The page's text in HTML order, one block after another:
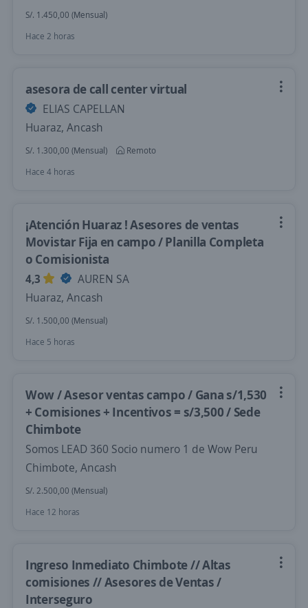
S/. 1.450,00 (Mensual)
Hace 2 horas
asesora de call center virtual
ELIAS CAPELLAN
Huaraz, Ancash
S/. 1.300,00 (Mensual)
Remoto
Hace 4 horas
¡Atención Huaraz ! Asesores de ventas
Movistar Fija en campo / Planilla Completa
o Comisionista
4,3
AUREN SA
Huaraz, Ancash
S/. 1.500,00 (Mensual)
Hace 5 horas
Wow / Asesor ventas campo / Gana s/1,530
+ Comisiones + Incentivos = s/3,500 / Sede
Chimbote
Somos LEAD 360 Socio numero 1 de Wow Peru
Chimbote, Ancash
S/. 2.500,00 (Mensual)
Hace 12 horas
Ingreso Inmediato Chimbote // Altas
comisiones // Asesores de Ventas /
Interseguro